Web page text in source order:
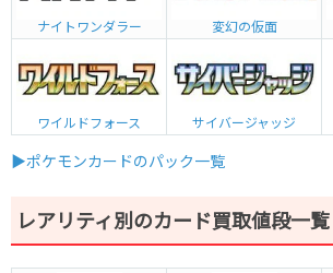
ナイトワンダラー 変幻の仮面
ワイルドフォース サイバージャッジ
▶ポケモンカードのパック一覧
レアリティ別のカード買取値段一覧